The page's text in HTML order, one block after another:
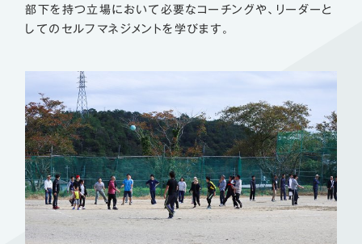
部下を持つ立場において必要なコーチングや、リーダーと
してのセルフマネジメントを学びます。